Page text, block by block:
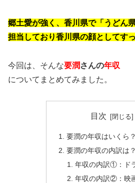
郷土愛が強く、 香川県で「うどん
担当しており香川県の顔としてす
今回は、そんな​要潤さんの年収
についてまとめてみました。
目次
要潤の年収はいくら？
要潤の年収の内訳は？
年収の内訳①：ド
年収の内訳②：映